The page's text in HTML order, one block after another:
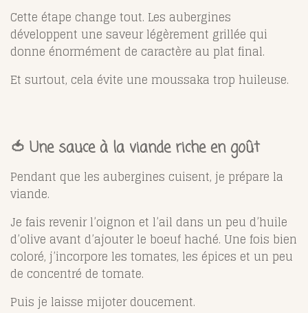
Cette étape change tout. Les aubergines
développent une saveur légèrement grillée qui
donne énormément de caractère au plat final.
Et surtout, cela évite une moussaka trop huileuse.
🍅 Une sauce à la viande riche en goût
Pendant que les aubergines cuisent, je prépare la
viande.
Je fais revenir l’oignon et l’ail dans un peu d’huile
d’olive avant d’ajouter le boeuf haché. Une fois bien
coloré, j’incorpore les tomates, les épices et un peu
de concentré de tomate.
Puis je laisse mijoter doucement.